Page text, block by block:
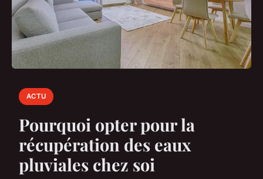
ACTU
Pourquoi opter pour la
récupération des eaux
pluviales chez soi